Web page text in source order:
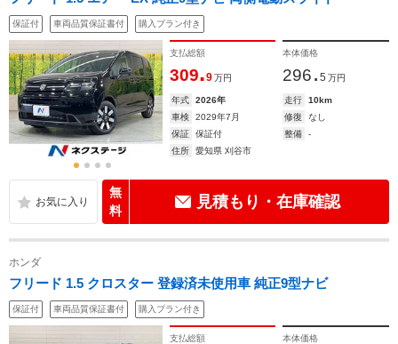
保証付 車両品質保証書付 購入プラン付き
支払総額
309.9 万円
本体価格
296. 5 万円
年式 2026年 走行
10km
車検
2029年7月 修復
なし
保証
保証付 整備
-
住所
愛知県 刈谷市
無
料
見積もり・在庫確認
ホンダ
フリード 1.5 クロスター 登録済未使用車 純正9型ナビ
保証付 車両品質保証書付 購入プラン付き
支払総額 本体価格